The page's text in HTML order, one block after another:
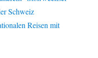
Schweiz
Reisen mit